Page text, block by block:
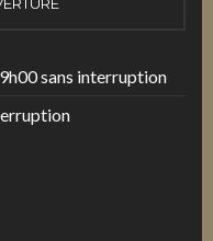
sans interruption